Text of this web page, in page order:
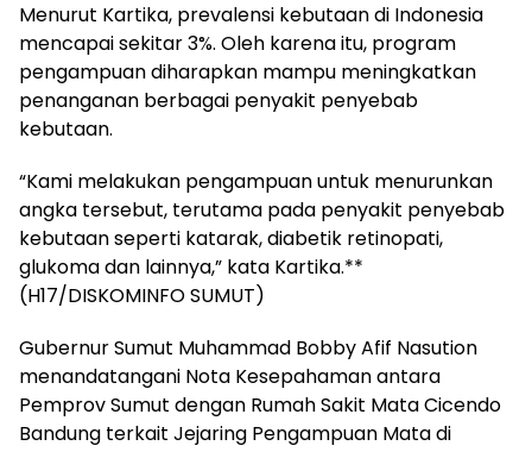
Menurut Kartika, prevalensi kebutaan di Indonesia
mencapai sekitar 3%. Oleh karena itu, program
pengampuan diharapkan mampu meningkatkan
penanganan berbagai penyakit penyebab
kebutaan.
“Kami melakukan pengampuan untuk menurunkan
angka tersebut, terutama pada penyakit penyebab
kebutaan seperti katarak, diabetik retinopati,
glukoma dan lainnya,” kata Kartika.**
(H17/DISKOMINFO SUMUT)
Gubernur Sumut Muhammad Bobby Afif Nasution
menandatangani Nota Kesepahaman antara
Pemprov Sumut dengan Rumah Sakit Mata Cicendo
Bandung terkait Jejaring Pengampuan Mata di